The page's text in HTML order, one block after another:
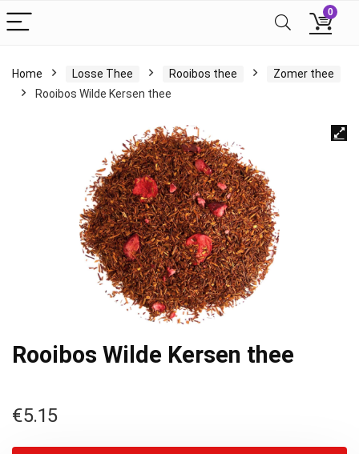
0
Home Losse Thee Rooibos thee
Zomer thee
Rooibos Wilde Kersen thee
Rooibos Wilde Kersen thee
€5.15